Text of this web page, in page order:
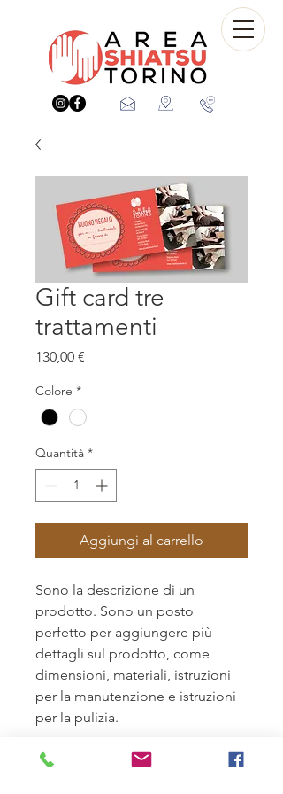
Gift card tre
trattamenti
130,00 €
Colore *
Quantità *
Aggiungi al carrello
Sono la descrizione di un
prodotto. Sono un posto
perfetto per aggiungere più
dettagli sul prodotto, come
dimensioni, materiali, istruzioni
per la manutenzione e istruzioni
per la pulizia.
INFORMAZIONI SUL